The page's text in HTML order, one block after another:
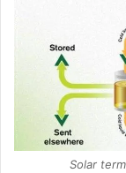
Solar